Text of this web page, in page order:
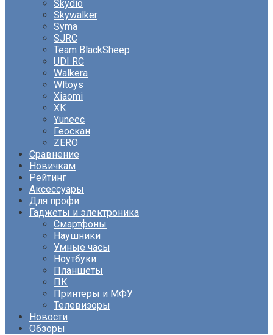
Skydio
Skywalker
Syma
SJRC
Team BlackSheep
UDI RC
Walkera
Wltoys
Xiaomi
XK
Yuneec
Геоскан
ZERO
Сравнение
Новичкам
Рейтинг
Аксессуары
Для профи
Гаджеты и электроника
Смартфоны
Наушники
Умные часы
Ноутбуки
Планшеты
ПК
Принтеры и МФУ
Телевизоры
Новости
Обзоры